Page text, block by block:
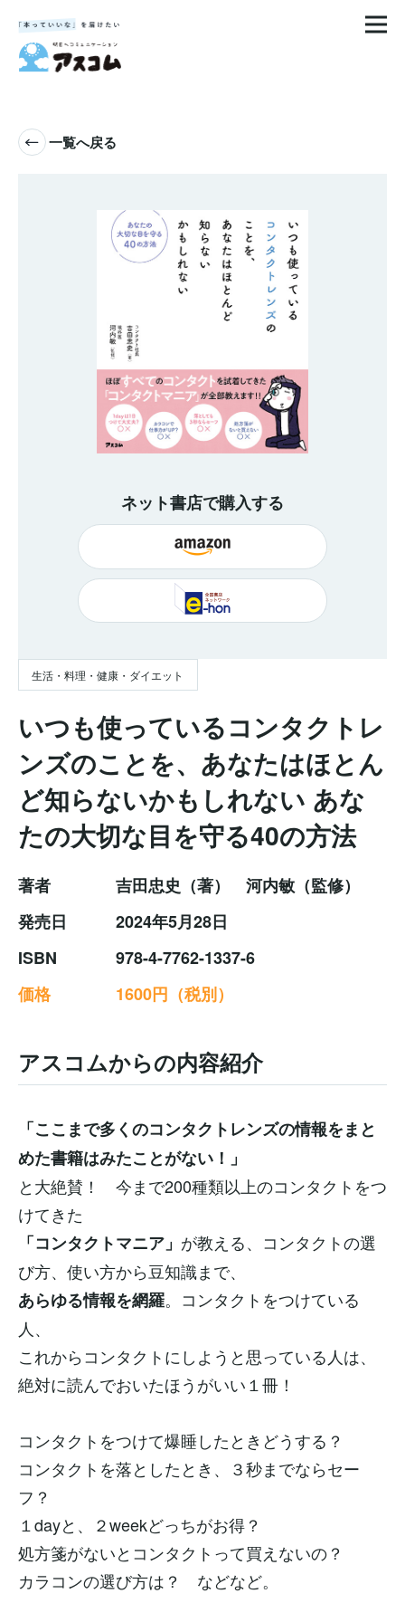
一覧へ戻る
ネット書店で購入する
生活・料理・健康・ダイエット
いつも使っているコンタクトレ
ンズのことを、あなたはほとん
ど知らないかもしれない あな
たの大切な目を守る40の方法
著者
吉田忠史（著） 河内敏（監修）
発売日
2024年5月28日
ISBN
978-4-7762-1337-6
価格
1600円（税別）
アスコムからの内容紹介
「ここまで多くのコンタクトレンズの情報をまと
めた書籍はみたことがない！」
と大絶賛！ 今まで200種類以上のコンタクトをつ
けてきた
「コンタクトマニア」 が教える、コンタクトの選
び方、使い方から豆知識まで、
あらゆる情報を網羅。コンタクトをつけている
人、
これからコンタクトにしようと思っている人は、
絶対に読んでおいたほうがいい１冊！
コンタクトをつけて爆睡したときどうする？
コンタクトを落としたとき、３秒までならセー
フ？
１dayと、２weekどっちがお得？
処方箋がないとコンタクトって買えないの？
カラコンの選び方は？ などなど。